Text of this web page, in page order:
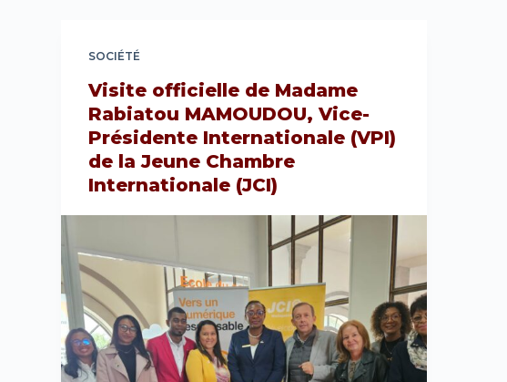
SOCIÉTÉ
Visite officielle de Madame
Rabiatou MAMOUDOU, Vice-
Présidente Internationale (VPI)
de la Jeune Chambre
Internationale (JCI)